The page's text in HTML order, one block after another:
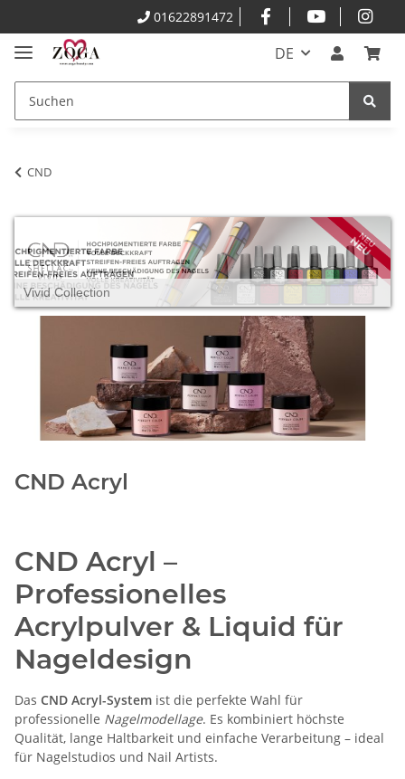
01622891472
DE
CND
Vivid Collection
CND Acryl
CND Acryl –
Professionelles
Acrylpulver & Liquid für
Nageldesign
Das CND Acryl-System ist die perfekte Wahl für
professionelle Nagelmodellage. Es kombiniert höchste
Qualität, lange Haltbarkeit und einfache Verarbeitung – ideal
für Nagelstudios und Nail Artists.